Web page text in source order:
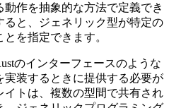
動作を抽象的な方法で定義でき
ると、ジェネリック型が特定の
を指定できます。
のインターフェースのような
実装するときに提供する必要が
トは、複数の型間で共有され